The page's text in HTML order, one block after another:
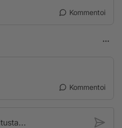
Kommentoi
Kommentoi